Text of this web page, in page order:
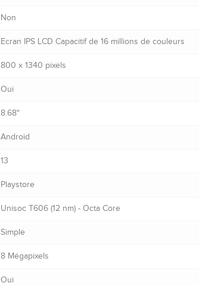
Non
Ecran IPS LCD Capacitif de 16 millions de couleurs
800 x 1340 pixels
Oui
8.68"
Android
13
Playstore
Unisoc T606 (12 nm) - Octa Core
Simple
8 Mégapixels
Oui